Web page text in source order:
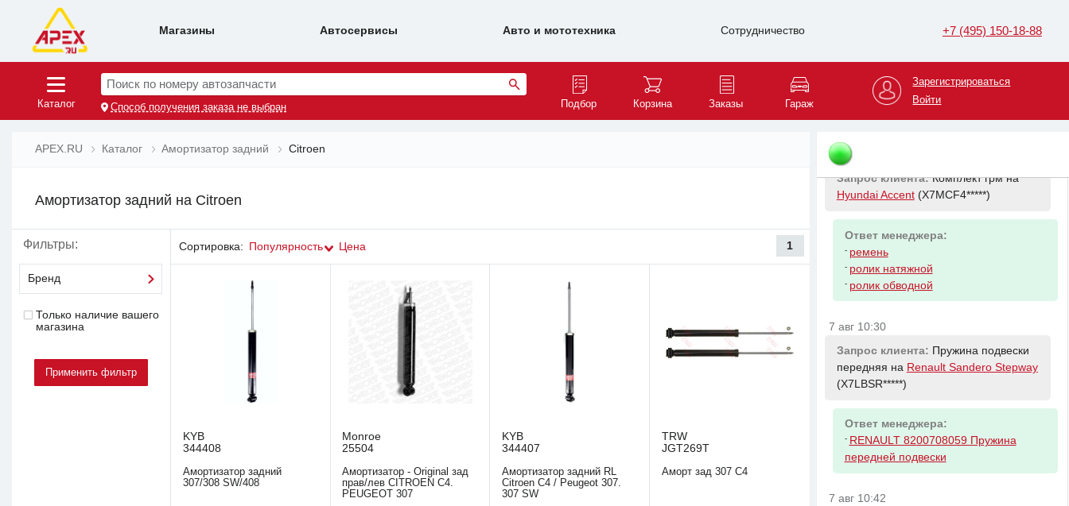
Магазины Автосервисы Авто и мототехника Сотрудничество +7 (495) 150-18-88
Каталог
Поиск по номеру автозапчасти
Способ получения заказа не выбран Подбор Корзина Заказы Гараж
Зарегистрироваться
Войти
APEX.RU Каталог Амортизатор задний Citroen
Амортизатор задний на Citroen
Фильтры:
Бренд
Только наличие вашего
магазина
Сортировка: Популярность Цена 1
KYB
344408
Амортизатор задний
307/308 SW/408
Monroe
25504
Амортизатор - Original зад
прав/лев CITROEN C4.
PEUGEOT 307
KYB
344407
Амортизатор задний RL
Citroen C4 / Peugeot 307.
307 SW
TRW
JGT269T
Аморт зад 307 C4
Ответ менеджера:
NISSAN C92411FA0B REPAIR KIT-
7 авг 10:09
Запрос клиента:Комплект грм на
Hyundai Accent(X7MCF4*****)
Ответ менеджера:
- ремень
- ролик натяжной
- ролик обводной
7 авг 10:30
Запрос клиента: Пружина подвески
передняя на Renault Sandero Stepway
(X7LBSR*****)
Ответ менеджера:
- RENAULT 8200708059 Пружина
передней подвески
7 авг 10:42